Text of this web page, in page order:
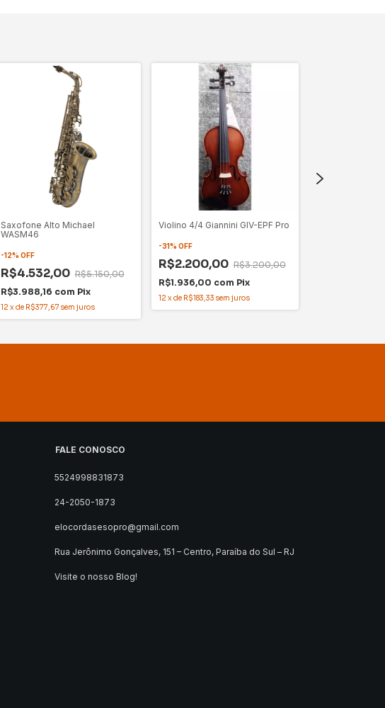
Saxofone Alto Michael
WASM46
-12% OFF
R$4.532,00 R$5.150,00
R$3.988,16 com Pix
12 xde R$377,67 sem juros
Violino 4/4 Giannini GIV-EPF Pro
-31% OFF
R$2.200,00 R$3.200,00
R$1.936,00 com Pix
12 xde R$183,33 sem juros
FALE CONOSCO
5524998831873
24-2050-1873
elocordasesopro@gmail.com
Rua Jerônimo Gonçalves, 151 – Centro, Paraíba do Sul – RJ
Visite o nosso Blog!